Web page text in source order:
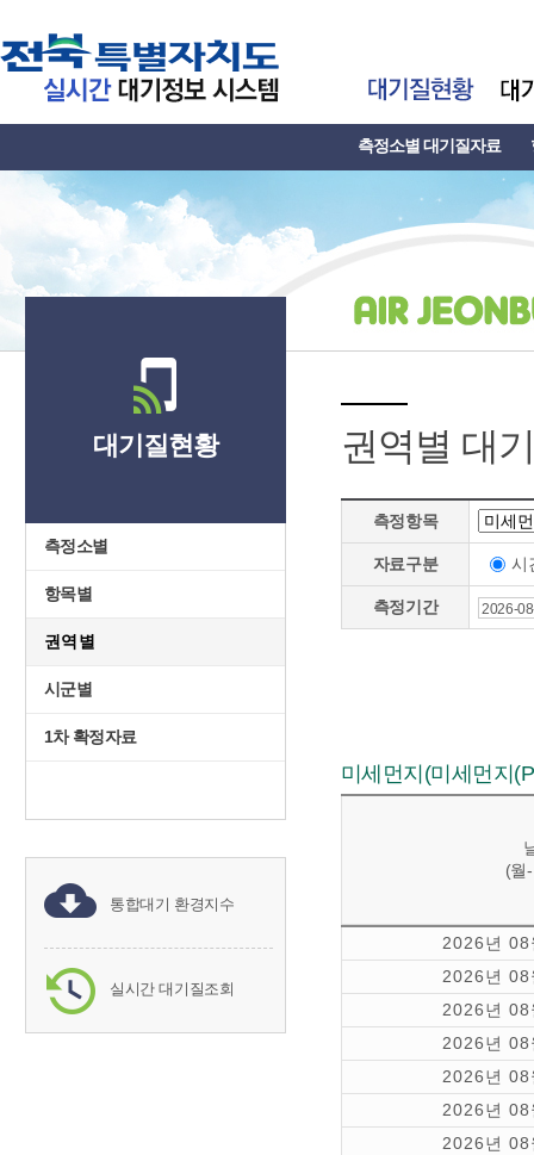
측정소별 대기질자료
대기질현황
측정소별
항목별
권역별
시군별
1차 확정자료
통합대기 환경지수
실시간 대기질조회
권역별 대
측정항목
자료구분 시
측정기간
미세먼지(미세먼지
(월
2026년
2026년
2026년
2026년
2026년
2026년
2026년